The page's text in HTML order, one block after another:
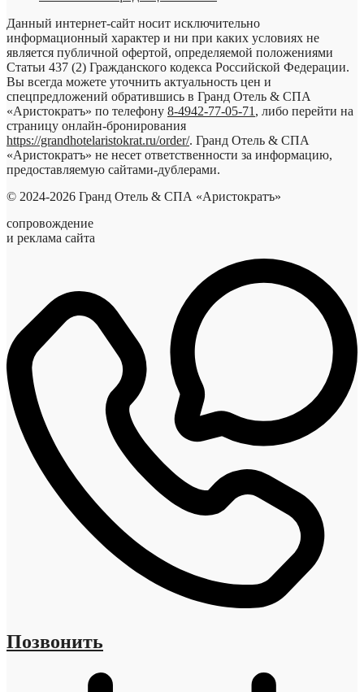
Данный интернет-сайт носит исключительно
информационный характер и ни при каких условиях не
является публичной офертой, определяемой положениями
Статьи 437 (2) Гражданского кодекса Российской Федерации.
Вы всегда можете уточнить актуальность цен и
спецпредложений обратившись в Гранд Отель & СПА
«Аристократъ» по телефону 8-4942-77-05-71 , либо перейти на
страницу онлайн-бронирования
https://grandhotelaristokrat.ru/order/. Гранд Отель & СПА
«Аристократъ» не несет ответственности за информацию,
предоставляемую сайтами-дублерами.
© 2024-2026 Гранд Отель & СПА «Аристократъ»
сопровождение
и реклама сайта
Позвонить